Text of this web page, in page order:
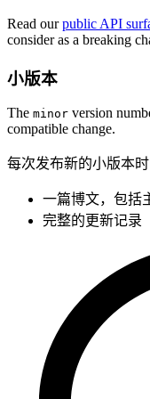
Read ourpublic API
consider as a breaking
小版本
The minor version
compatible change.
每次发布新的小版本
一篇博文，包括
完整的更新记录